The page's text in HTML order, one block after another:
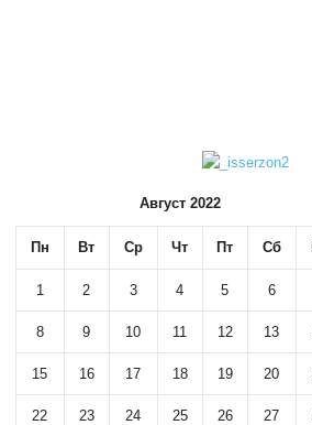
Август 2022
Пн Вт Ср Чт Пт Сб
1 2 3 4 5 6
8 9 10 11 12 13
15 16 17 18 19 20
22 23 24 25 26 27